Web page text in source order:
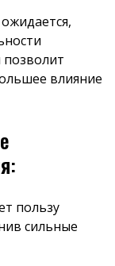
влияние
пользу
сильные